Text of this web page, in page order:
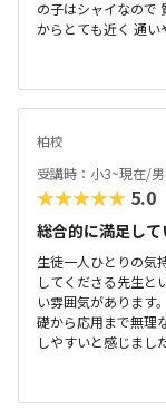
の子はシャイなので
からとても近く 通
か 少し不安なとこ
でした 、とても 整
ーバーは少し高いと
良いと思いましたロ
柏校
受講時：小3~現在/
★★★★★ 5.0
総合的に満足し
生徒一人ひとりの気
してくださる先生と
い雰囲気があります
礎から応用まで無理
しやすいと感じまし
やすいと感じまし
っていると思いま
いていました。落ち